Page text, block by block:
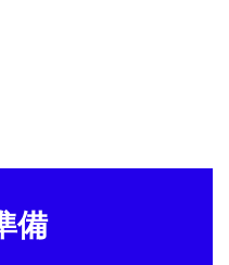
備